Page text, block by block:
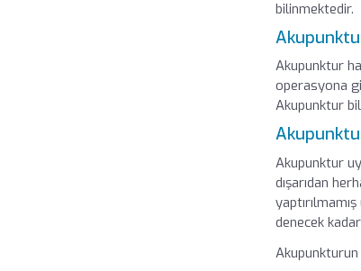
bilinmektedir.
Akupunktur
operasyona
Akupunktur
Akupunktur
dışarıdan
denecek